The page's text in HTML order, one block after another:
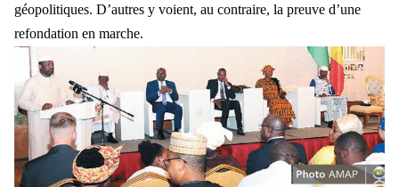
géopolitiques. D’autres y voient, au contraire, la preuve d’une
refondation en marche.